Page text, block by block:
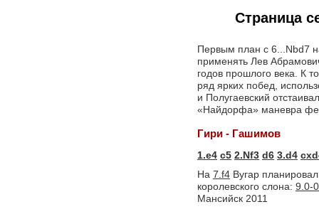
Страница
Первым план с 6...Nbd7
применять Лев
годов прошлого века. К
ряд ярких побед,
и Полугаевский
«Найдорфа» маневра
Гири - Гашимов
1.e4 c5 2.Nf3 d6 3.d4
На 7.f4 Вугар
королевского слона: 9.0-
Мансийск 2011